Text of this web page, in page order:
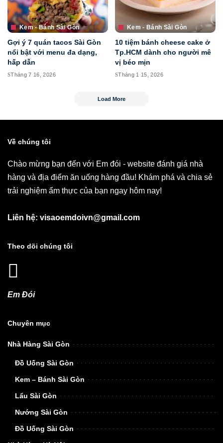
Kem - Bánh Sài Gòn
Gợi ý 7 quán tacos Sài Gòn
nổi bật với menu đa dạng,
hấp dẫn
Tháng 7 16, 2026
Kem - Bánh Sài Gòn
10 tiệm bánh cheese cake ở
Tp.HCM dành cho người mê
vị béo mịn
Tháng 1 15, 2026
Load More
Về chúng tôi
Chào mừng bạn đến với Em đói - website đánh giá nhà
hàng và địa điểm ăn uống hàng đầu! Khám phá và chia sẻ
trải nghiệm ẩm thực của bạn ngay hôm nay!
Liên hệ: visaoemdoivn@gmail.com
Theo dõi chúng tôi
Em Đói
Chuyên mục
Nhà Hàng Sài Gòn
Đồ Uống Sài Gòn
Kem – Bánh Sài Gòn
Lẩu Sài Gòn
Nướng Sài Gòn
Đồ Uống Sài Gòn